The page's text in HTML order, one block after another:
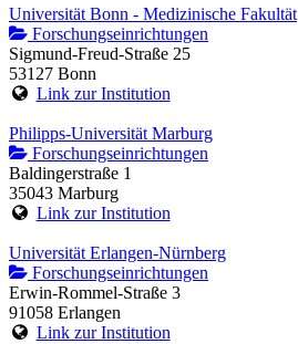
Universität Bonn - Medizinische Fakultät
Forschungseinrichtungen
Sigmund-Freud-Straße 25
53127 Bonn
Link zur Institution
Philipps-Universität Marburg
Forschungseinrichtungen
Baldingerstraße 1
35043 Marburg
Link zur Institution
Universität Erlangen-Nürnberg
Forschungseinrichtungen
Erwin-Rommel-Straße 3
91058 Erlangen
Link zur Institution